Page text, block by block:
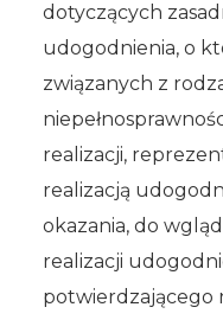
dotyczących
udogodnienia, o
związanych z
realizacji,
realizacją
okazania, do
realizacji
potwierdzającego